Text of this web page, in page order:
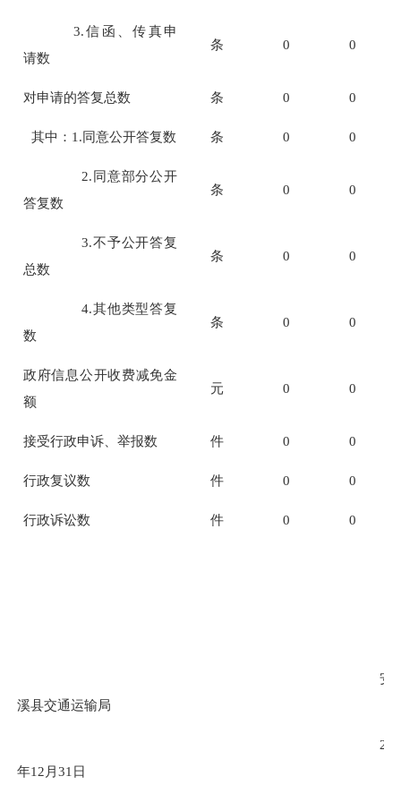
3.信函 、传真申
请数
条 0 0
对申请的答复总数 条 0 0
其中： 1.同意公开答复数 条 0 0
2.同意部分公开
答复数
条 0 0
3.不予公开答复
总数
条 0 0
4.其他类型答复
数
条 0 0
政府信息公开收费减免金
额
元 0 0
接受行政申诉 、举报数 件 0 0
行政复议数 件 0 0
行政诉讼数 件 0 0
安
溪县交通运输局
年12月31日